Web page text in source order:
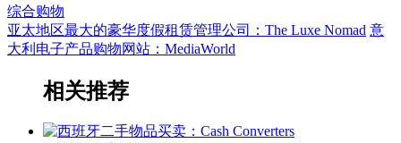
综合购物
亚太地区最大的豪华度假租赁管理公司：The Luxe Nomad 意
大利电子产品购物网站：MediaWorld
相关推荐